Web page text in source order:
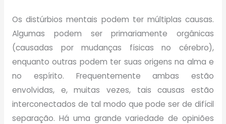
Os distúrbios mentais podem ter múltiplas causas.
Algumas podem ser primariamente orgânicas
(causadas por mudanças físicas no cérebro),
enquanto outras podem ter suas origens na alma e
no espírito. Frequentemente ambas estão
envolvidas, e, muitas vezes, tais causas estão
interconectados de tal modo que pode ser de difícil
separação. Há uma grande variedade de opiniões